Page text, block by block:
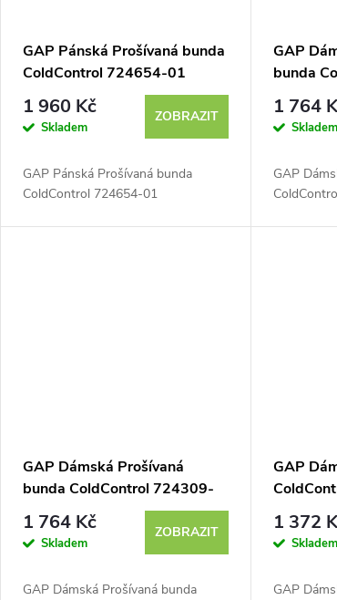
GAP Pánská Prošívaná bunda
ColdControl 724654-01
1 960 Kč
Skladem
ZOBRAZIT
GAP Pánská Prošívaná bunda
ColdControl 724654-01
GAP
bunda
02
1 764
Skladem
GAP
GAP Dámská Prošívaná
bunda ColdControl 724309-
04
1 764 Kč
Skladem
ZOBRAZIT
GAP Dámská Prošívaná bunda
GAP
1 372
Skladem
GAP